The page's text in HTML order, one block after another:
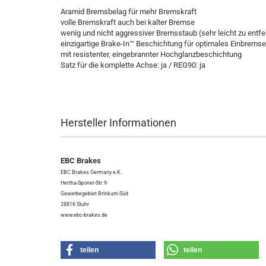
Aramid Bremsbelag für mehr Bremskraft
volle Bremskraft auch bei kalter Bremse
wenig und nicht aggressiver Bremsstaub (sehr leicht zu
einzigartige Brake-In™ Beschichtung für optimales
mit resistenter, eingebrannter Hochglanzbeschichtung
Satz für die komplette Achse: ja / REG90: ja
Hersteller Informationen
EBC Brakes
EBC Brakes Germany e.K.
Hertha-Sponer-Str. 9
Gewerbegebiet Brinkum-Süd
28816 Stuhr
www.ebc-brakes.de
teilen teilen